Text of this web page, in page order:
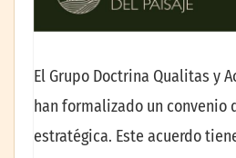
El Grupo Doctrina Qualitas y
han formalizado un convenio
estratégica. Este acuerdo